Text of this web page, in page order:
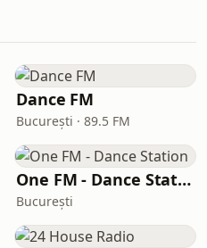
Dance FM
București · 89.5 FM
One FM - Dance Station
București